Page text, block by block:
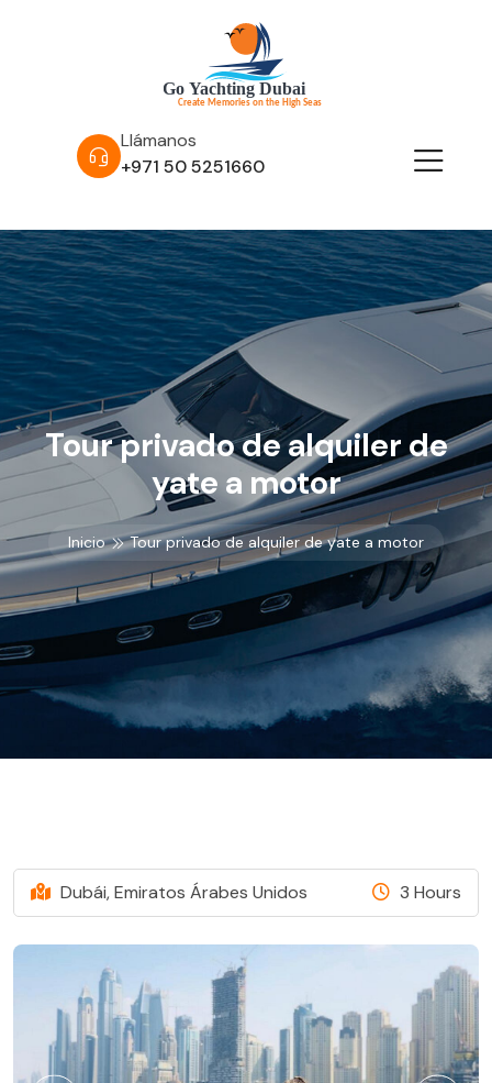
Llámanos
+971 50 5251660
Tour privado de alquiler de
yate a motor
Inicio Tour privado de alquiler de yate a motor
Dubái, Emiratos Árabes Unidos 3 Hours